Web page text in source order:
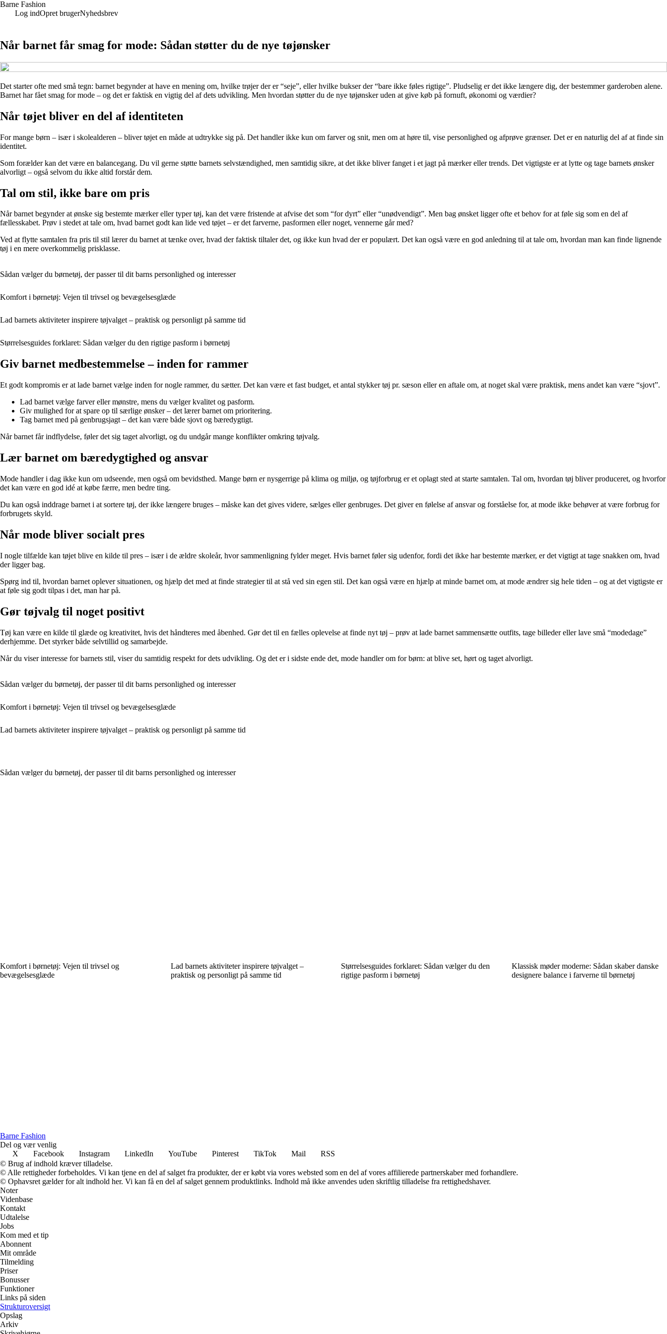
Barne Fashion
Log indOpret brugerNyhedsbrev
Når barnet får smag for mode: Sådan støtter du de nye tøjønsker
Det starter ofte med små tegn: barnet begynder at have en mening om, hvilke trøjer der er “seje”, eller hvilke bukser der “bare ikke føles rigtige”. Pludselig er det ikke længere dig, der bestemmer garderoben alene.
Barnet har fået smag for mode – og det er faktisk en vigtig del af dets udvikling. Men hvordan støtter du de nye tøjønsker uden at give køb på fornuft, økonomi og værdier?
Når tøjet bliver en del af identiteten
For mange børn – især i skolealderen – bliver tøjet en måde at udtrykke sig på. Det handler ikke kun om farver og snit, men om at høre til, vise personlighed og afprøve grænser. Det er en naturlig del af at finde sin
identitet.
Som forælder kan det være en balancegang. Du vil gerne støtte barnets selvstændighed, men samtidig sikre, at det ikke bliver fanget i et jagt på mærker eller trends. Det vigtigste er at lytte og tage barnets ønsker
alvorligt – også selvom du ikke altid forstår dem.
Tal om stil, ikke bare om pris
Når barnet begynder at ønske sig bestemte mærker eller typer tøj, kan det være fristende at afvise det som “for dyrt” eller “unødvendigt”. Men bag ønsket ligger ofte et behov for at føle sig som en del af
fællesskabet. Prøv i stedet at tale om, hvad barnet godt kan lide ved tøjet – er det farverne, pasformen eller noget, vennerne går med?
Ved at flytte samtalen fra pris til stil lærer du barnet at tænke over, hvad der faktisk tiltaler det, og ikke kun hvad der er populært. Det kan også være en god anledning til at tale om, hvordan man kan finde lignende
tøj i en mere overkommelig prisklasse.
Sådan vælger du børnetøj, der passer til dit barns personlighed og interesser
Komfort i børnetøj: Vejen til trivsel og bevægelsesglæde
Lad barnets aktiviteter inspirere tøjvalget – praktisk og personligt på samme tid
Størrelsesguides forklaret: Sådan vælger du den rigtige pasform i børnetøj
Giv barnet medbestemmelse – inden for rammer
Et godt kompromis er at lade barnet vælge inden for nogle rammer, du sætter. Det kan være et fast budget, et antal stykker tøj pr. sæson eller en aftale om, at noget skal være praktisk, mens andet kan være “sjovt”.
Lad barnet vælge farver eller mønstre, mens du vælger kvalitet og pasform.
Giv mulighed for at spare op til særlige ønsker – det lærer barnet om prioritering.
Tag barnet med på genbrugsjagt – det kan være både sjovt og bæredygtigt.
Når barnet får indflydelse, føler det sig taget alvorligt, og du undgår mange konflikter omkring tøjvalg.
Lær barnet om bæredygtighed og ansvar
Mode handler i dag ikke kun om udseende, men også om bevidsthed. Mange børn er nysgerrige på klima og miljø, og tøjforbrug er et oplagt sted at starte samtalen. Tal om, hvordan tøj bliver produceret, og hvorfor
det kan være en god idé at købe færre, men bedre ting.
Du kan også inddrage barnet i at sortere tøj, der ikke længere bruges – måske kan det gives videre, sælges eller genbruges. Det giver en følelse af ansvar og forståelse for, at mode ikke behøver at være forbrug for
forbrugets skyld.
Når mode bliver socialt pres
I nogle tilfælde kan tøjet blive en kilde til pres – især i de ældre skoleår, hvor sammenligning fylder meget. Hvis barnet føler sig udenfor, fordi det ikke har bestemte mærker, er det vigtigt at tage snakken om, hvad
der ligger bag.
Spørg ind til, hvordan barnet oplever situationen, og hjælp det med at finde strategier til at stå ved sin egen stil. Det kan også være en hjælp at minde barnet om, at mode ændrer sig hele tiden – og at det vigtigste er
at føle sig godt tilpas i det, man har på.
Gør tøjvalg til noget positivt
Tøj kan være en kilde til glæde og kreativitet, hvis det håndteres med åbenhed. Gør det til en fælles oplevelse at finde nyt tøj – prøv at lade barnet sammensætte outfits, tage billeder eller lave små “modedage”
derhjemme. Det styrker både selvtillid og samarbejde.
Når du viser interesse for barnets stil, viser du samtidig respekt for dets udvikling. Og det er i sidste ende det, mode handler om for børn: at blive set, hørt og taget alvorligt.
Sådan vælger du børnetøj, der passer til dit barns personlighed og interesser
Komfort i børnetøj: Vejen til trivsel og bevægelsesglæde
Lad barnets aktiviteter inspirere tøjvalget – praktisk og personligt på samme tid
Sådan vælger du børnetøj, der passer til dit barns personlighed og interesser
Komfort i børnetøj: Vejen til trivsel og
bevægelsesglæde
Lad barnets aktiviteter inspirere tøjvalget –
praktisk og personligt på samme tid
Størrelsesguides forklaret: Sådan vælger du den
rigtige pasform i børnetøj
Klassisk møder moderne: Sådan skaber danske
designere balance i farverne til børnetøj
Barne Fashion
Del og vær venlig
X
Facebook Instagram LinkedIn YouTube Pinterest TikTok Mail
RSS
© Brug af indhold kræver tilladelse.
© Alle rettigheder forbeholdes. Vi kan tjene en del af salget fra produkter, der er købt via vores websted som en del af vores affilierede partnerskaber med forhandlere.
© Ophavsret gælder for alt indhold her. Vi kan få en del af salget gennem produktlinks. Indhold må ikke anvendes uden skriftlig tilladelse fra rettighedshaver.
Noter
Videnbase
Kontakt
Udtalelse
Jobs
Kom med et tip
Abonnent
Mit område
Tilmelding
Priser
Bonusser
Funktioner
Links på siden
Strukturoversigt
Opslag
Arkiv